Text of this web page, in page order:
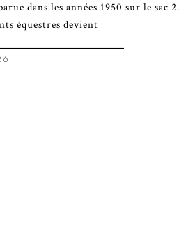
dans les années 1950 sur le sac
équestres devient